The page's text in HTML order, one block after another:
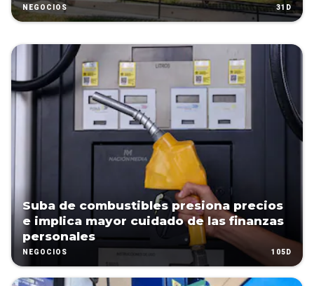
NEGOCIOS 31D
Suba de combustibles presiona precios
e implica mayor cuidado de las finanzas
personales
NEGOCIOS 105D